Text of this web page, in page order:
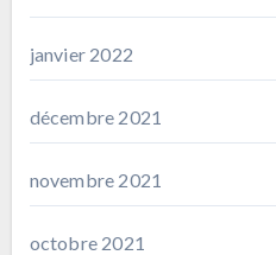
janvier 2022
décembre 2021
novembre 2021
octobre 2021